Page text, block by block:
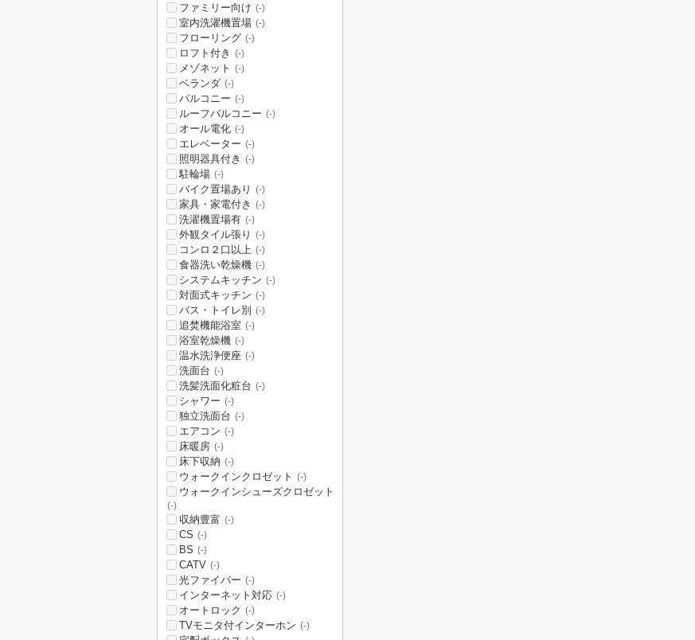
ファミリー向け (-)
室内洗濯機置場 (-)
フローリング (-)
ロフト付き (-)
メゾネット (-)
ベランダ (-)
バルコニー (-)
ルーフバルコニー (-)
オール電化 (-)
エレベーター (-)
照明器具付き (-)
駐輪場 (-)
バイク置場あり (-)
家具・家電付き (-)
洗濯機置場有 (-)
外観タイル張り (-)
コンロ２口以上 (-)
食器洗い乾燥機 (-)
システムキッチン (-)
対面式キッチン (-)
バス・トイレ別 (-)
追焚機能浴室 (-)
浴室乾燥機 (-)
温水洗浄便座 (-)
洗面台 (-)
洗髪洗面化粧台 (-)
シャワー (-)
独立洗面台 (-)
エアコン (-)
床暖房 (-)
床下収納 (-)
ウォークインクロゼット (-)
ウォークインシューズクロゼット
(-)
収納豊富 (-)
CS (-)
BS (-)
CATV (-)
光ファイバー (-)
インターネット対応 (-)
オートロック (-)
TVモニタ付インターホン (-)